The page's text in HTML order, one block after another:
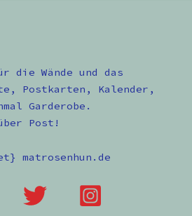
die Wände und das
Postkarten, Kalender,
Garderobe.
Post!
matrosenhun.de